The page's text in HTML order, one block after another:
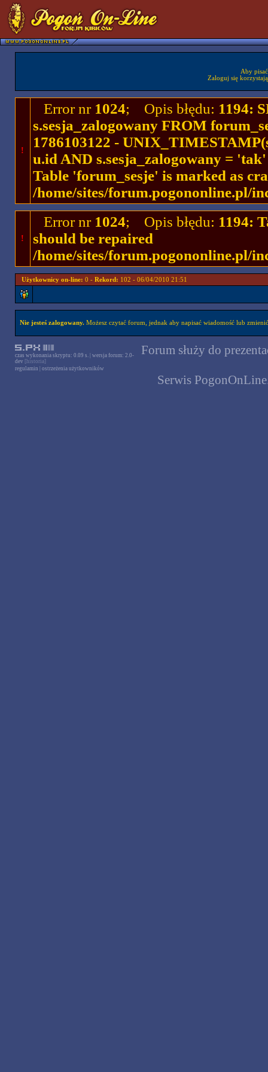
Aby
Zaloguj się
!
Error nr 1024; Opis błędu: 1194:
s.sesja_zalogowany FROM
1786103122 -
u.id AND s.sesja_zalogowany =
Table 'forum_sesje' is marked as
/home/sites/forum.pogononline.pl/
!
Error nr 1024; Opis błędu: 1194:
should be repaired
/home/sites/forum.pogononline.pl/
Użytkownicy on-line: 0 - Rekord: 102 - 06/04/2010 21:51
Nie jesteś zalogowany.Możesz czytać forum, jednak aby napisać wiadomość lub
czas wykonania skryptu: 0.09 s. | wersja forum: 2.0-
dev [historia]
regulamin
ostrzeżenia użytkowników
Forum służy do
Serwis